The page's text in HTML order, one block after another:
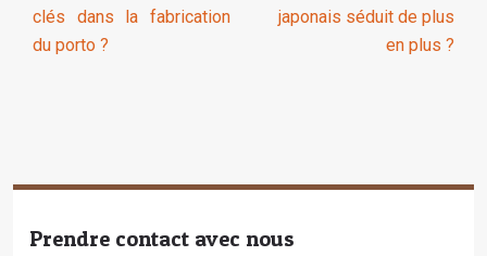
clés dans la fabrication
du porto ?
japonais séduit de plus
en plus ?
Prendre contact avec nous